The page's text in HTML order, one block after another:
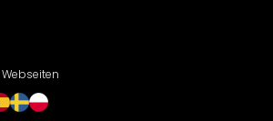
/ CE-Zeichen